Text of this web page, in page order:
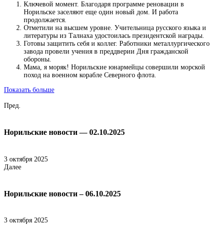
Ключевой момент. Благодаря программе реновации в
Норильске заселяют еще один новый дом. И работа
продолжается.
Отметили на высшем уровне. Учительница русского языка и
литературы из Талнаха удостоилась президентской награды.
Готовы защитить себя и коллег. Работники металлургического
завода провели учения в преддверии Дня гражданской
обороны.
Мама, я моряк! Норильские юнармейцы совершили морской
поход на военном корабле Северного флота.
Показать больше
Пред.
Норильские новости — 02.10.2025
3 октября 2025
Далее
Норильские новости – 06.10.2025
3 октября 2025